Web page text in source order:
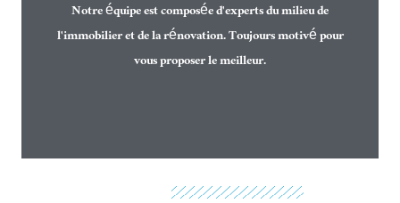
Notre équipe est composée d'experts du milieu de
l'immobilier et de la rénovation. Toujours motivé pour
vous proposer le meilleur.